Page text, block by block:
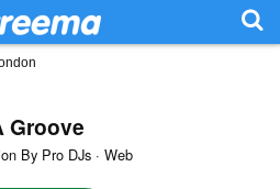
Groove
By Pro DJs · Web